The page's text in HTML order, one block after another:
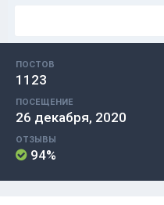
ПОСТОВ
1123
ПОСЕЩЕНИЕ
26 декабря, 2020
ОТЗЫВЫ
94%